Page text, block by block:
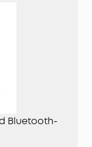
Bluetooth-